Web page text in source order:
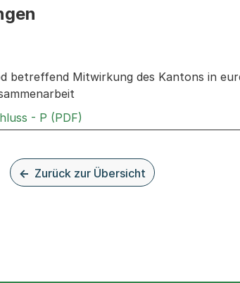
zu den Sitzungen zum Geschäft
betreffend Mitwirkung des Kantons in
- P (PDF)
Zurück zur Übersicht